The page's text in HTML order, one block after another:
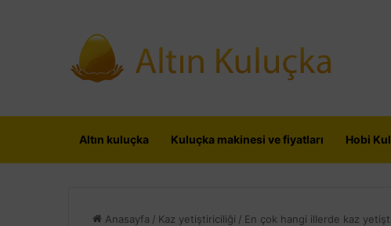
Altın kuluçka Kuluçka makinesi ve fiyatları Hobi
Anasayfa / Kaz yetiştiriciliği / En çok hangi illerde kaz